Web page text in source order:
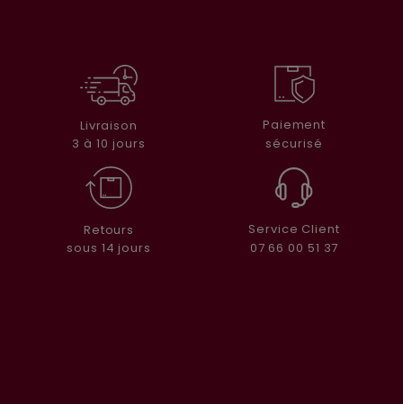
Livraison
3 à 10 jours
Paiement
sécurisé
Retours
sous 14 jours
Service Client
07 66 00 51 37